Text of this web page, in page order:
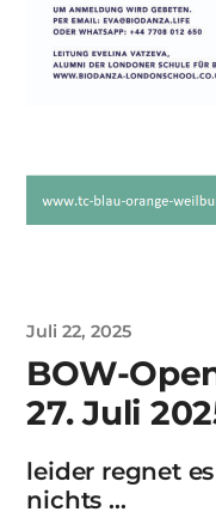
Juli 22, 2025
BOW-
27. Juli
leider regnet
nichts …